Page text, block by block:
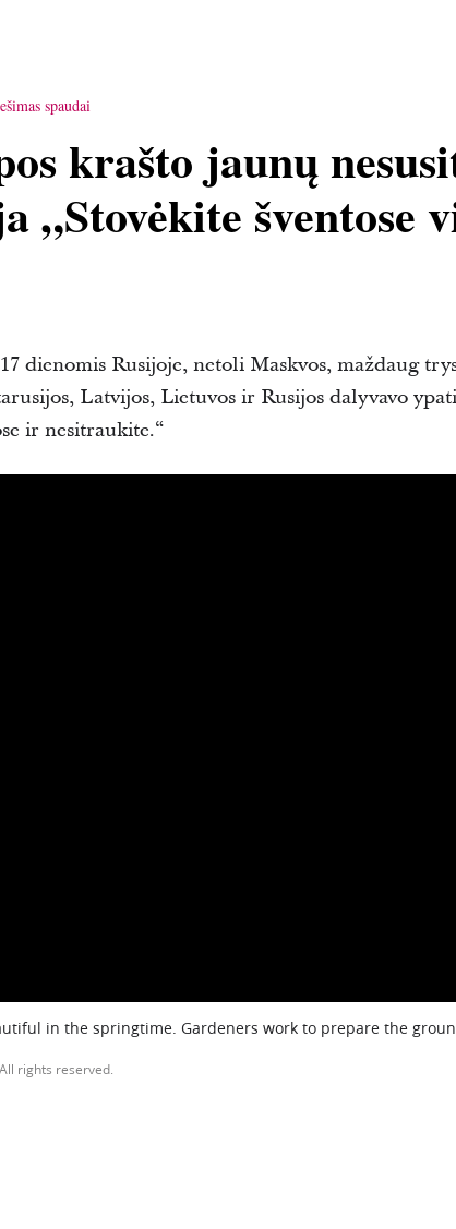
spaudai
krašto jaunų
„Stovėkite šventose
dienomis Rusijoje, netoli Maskvos, maždaug
Latvijos, Lietuvos ir Rusijos dalyvavo
ir nesitraukite.“
in the springtime. Gardeners work to prepare the
rights reserved.